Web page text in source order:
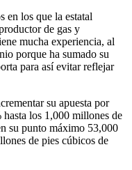
en los que la estatal
de gas y
mucha experiencia, al
porque ha sumado su
para así evitar reflejar
su apuesta por
los 1,000 millones de
su punto máximo 53,000
de pies cúbicos de